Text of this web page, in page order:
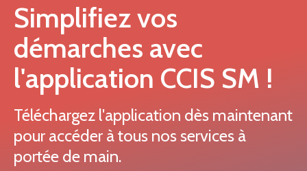
Simplifiez vos
démarches avec
l'application CCIS SM !
Téléchargez l'application dès maintenant
pour accéder à tous nos services à
portée de main.